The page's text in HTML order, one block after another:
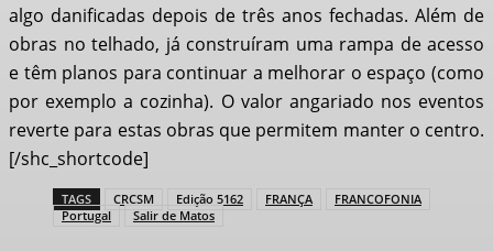
algo danificadas depois de três anos fechadas. Além de
obras no telhado, já construíram uma rampa de acesso
e têm planos para continuar a melhorar o espaço (como
por exemplo a cozinha). O valor angariado nos eventos
reverte para estas obras que permitem manter o centro.
[/shc_shortcode]
TAGS CRCSM Edição 5162 FRANÇA
FRANCOFONIA
Portugal
Salir de Matos